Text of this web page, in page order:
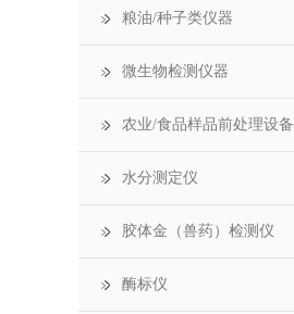
粮油/种子类仪器
微生物检测仪器
农业/食品样品前处理设备
水分测定仪
胶体金（兽药）检测仪
酶标仪